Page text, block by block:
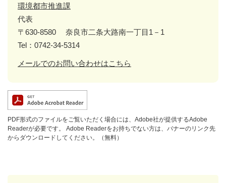
環境都市推進課
代表
〒630-8580
奈良市二条大路南一丁目1－1
Tel：0742-34-5314
メールでのお問い合わせはこちら
PDF形式のファイルをご覧いただく場合には、Adobe社が提供するAdobe
Readerが必要です。
Adobe Readerをお持ちでない方は、バナーのリンク先
からダウンロードしてください。（無料）